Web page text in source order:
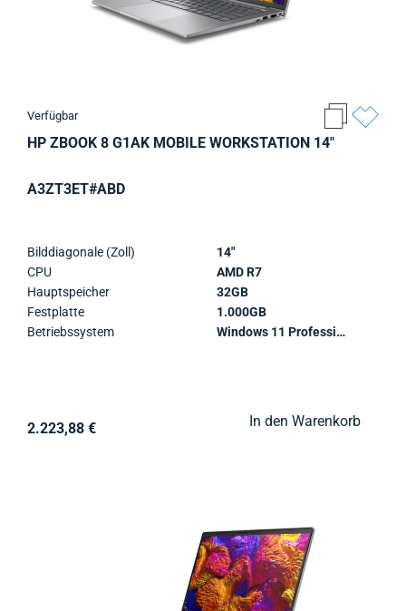
Verfügbar
HP ZBOOK 8 G1AK MOBILE WORKSTATION 14"
A3ZT3ET#ABD
Bilddiagonale (Zoll)
CPU
Hauptspeicher
Festplatte
Betriebssystem
14"
AMD R7
32GB
1.000GB
Windows 11 Professional
2.223,88 € In den Warenkorb